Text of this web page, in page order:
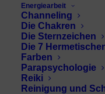
Energiearbeit
Channeling
Die Chakren
Die Sternzeichen
Die 7
Farben
Parapsychologie
Reiki
Reinigung und